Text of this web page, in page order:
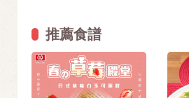
推薦食譜